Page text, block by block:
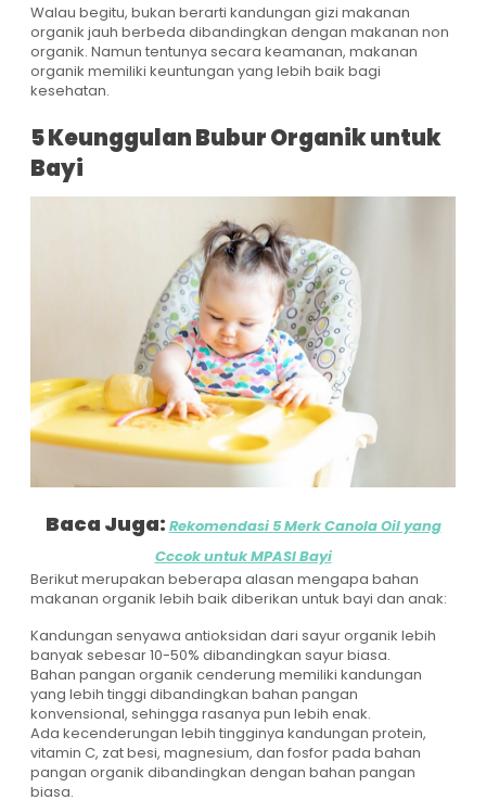
Walau begitu, bukan berarti kandungan gizi makanan
organik jauh berbeda dibandingkan dengan makanan non
organik. Namun tentunya secara keamanan, makanan
organik memiliki keuntungan yang lebih baik bagi
kesehatan.
5 Keunggulan Bubur Organik untuk
Bayi
Baca Juga: Rekomendasi 5 Merk Canola Oil yang
Cccok untuk MPASI Bayi
Berikut merupakan beberapa alasan mengapa bahan
makanan organik lebih baik diberikan untuk bayi dan anak:
Kandungan senyawa antioksidan dari sayur organik lebih
banyak sebesar 10-50% dibandingkan sayur biasa.
Bahan pangan organik cenderung memiliki kandungan
yang lebih tinggi dibandingkan bahan pangan
konvensional, sehingga rasanya pun lebih enak.
Ada kecenderungan lebih tingginya kandungan protein,
vitamin C, zat besi, magnesium, dan fosfor pada bahan
pangan organik dibandingkan dengan bahan pangan
biasa.